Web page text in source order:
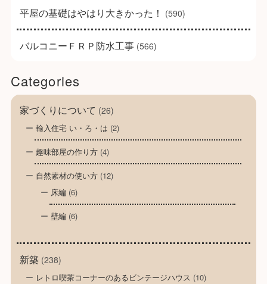
平屋の基礎はやはり大きかった！ (590)
バルコニーＦＲＰ防水工事(566)
Categories
家づくりについて (26)
輸入住宅 い・ろ・は (2)
趣味部屋の作り方(4)
自然素材の使い方(12)
床編(6)
壁編(6)
新築(238)
レトロ喫茶コーナーのあるビンテージハウス (10)